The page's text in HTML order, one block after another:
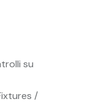
su
/